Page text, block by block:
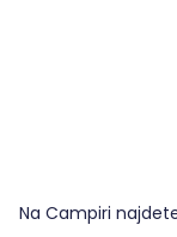
Na Campiri